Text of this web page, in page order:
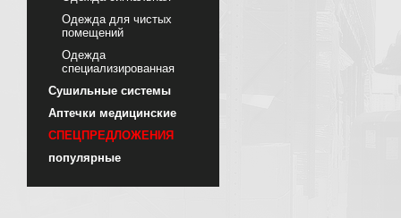
Одежда для чистых
помещений
Одежда
специализированная
Сушильные системы
Аптечки медицинские
СПЕЦПРЕДЛОЖЕНИЯ
популярные